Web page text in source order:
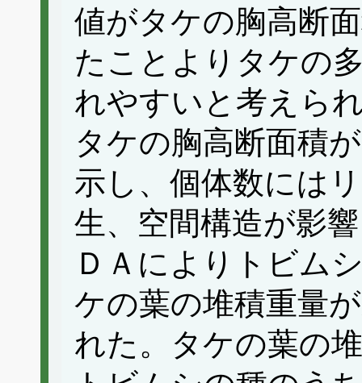
値がタケの胸高断
たことよりタケの
れやすいと考えら
タケの胸高断面積
示し、個体数には
生、空間構造が影
ＤＡによりトビム
ケの葉の堆積重量
れた。タケの葉の